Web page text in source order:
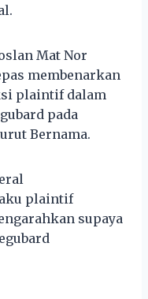
Mat Nor
membenarkan
plaintif dalam
pada
Bernama.
plaintif
supaya